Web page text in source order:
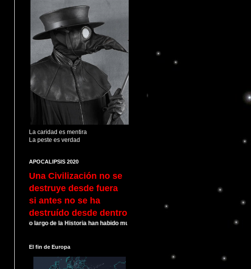
La caridad es mentira
La peste es verdad
APOCALIPSIS 2020
Una Civilización no se
destruye desde fuera
si antes no se ha
destruído desde dentro
A lo largo de la Historia han habido muchas Civilizaciones que alcanzaron su esplendor
El fin de Europa